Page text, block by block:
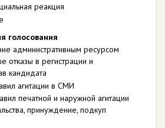
реакция
голосования
административным ресурсом
отказы в регистрации и
кандидата
агитации в СМИ
печатной и наружной агитации
принуждение, подкуп